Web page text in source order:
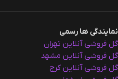
نمایندگی ها رسمی
گل فروشی آنلاین تهران
گل فروشی آنلاین مشهد
گل فروشی آنلاین کرج